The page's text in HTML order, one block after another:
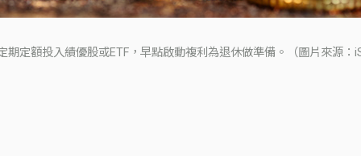
期定額投入績優股或ETF，早點啟動複利為退休做準備。（圖片來源：